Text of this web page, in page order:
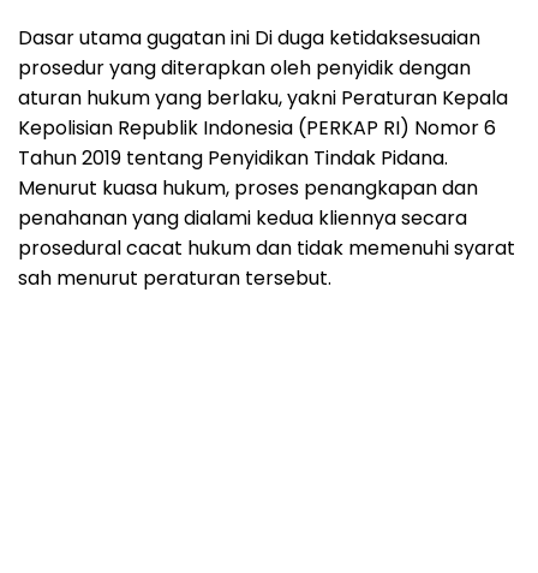
Dasar utama gugatan ini Di duga ketidaksesuaian
prosedur yang diterapkan oleh penyidik dengan
aturan hukum yang berlaku, yakni Peraturan Kepala
Kepolisian Republik Indonesia (PERKAP RI) Nomor 6
Tahun 2019 tentang Penyidikan Tindak Pidana.
Menurut kuasa hukum, proses penangkapan dan
penahanan yang dialami kedua kliennya secara
prosedural cacat hukum dan tidak memenuhi syarat
sah menurut peraturan tersebut.